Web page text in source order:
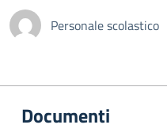
Personale scolastico
Documenti